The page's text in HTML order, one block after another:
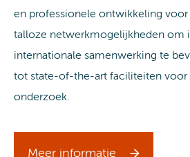
en professionele ontwikkeling
talloze netwerkmogelijkheden om
internationale samenwerking te
tot state-of-the-art faciliteiten voor
onderzoek.
Meer informatie